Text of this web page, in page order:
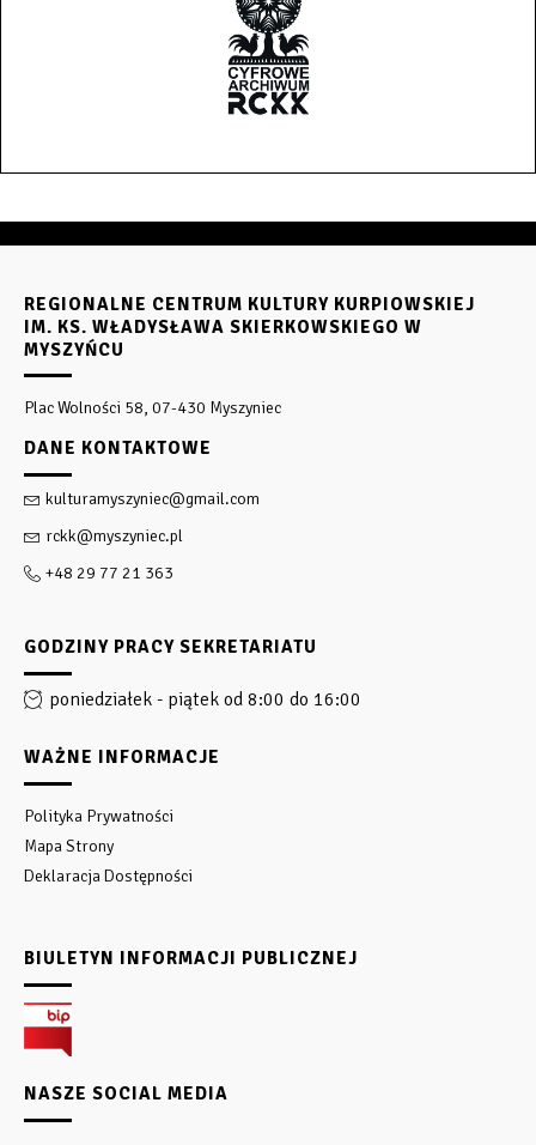
REGIONALNE CENTRUM KULTURY KURPIOWSKIEJ
IM. KS. WŁADYSŁAWA SKIERKOWSKIEGO W
MYSZYŃCU
Plac Wolności 58, 07-430 Myszyniec
DANE KONTAKTOWE
kulturamyszyniec@gmail.com
rckk@myszyniec.pl
+48 29 77 21 363
GODZINY PRACY SEKRETARIATU
poniedziałek - piątek od 8:00 do 16:00
WAŻNE INFORMACJE
Polityka Prywatności
Mapa Strony
Deklaracja Dostępności
BIULETYN INFORMACJI PUBLICZNEJ
NASZE SOCIAL MEDIA